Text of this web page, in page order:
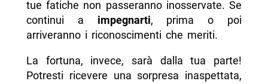
tue fatiche non passeranno inosservate. Se
continui a impegnarti, prima o poi
arriveranno i riconoscimenti che meriti.
La fortuna, invece, sarà dalla tua parte!
Potresti ricevere una sorpresa inaspettata,